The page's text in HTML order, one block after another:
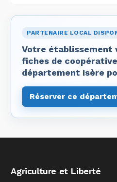
PARTENAIRE LOCAL
Votre établissement
fiches de
département Isère
Réserver ce
Agriculture et Liberté